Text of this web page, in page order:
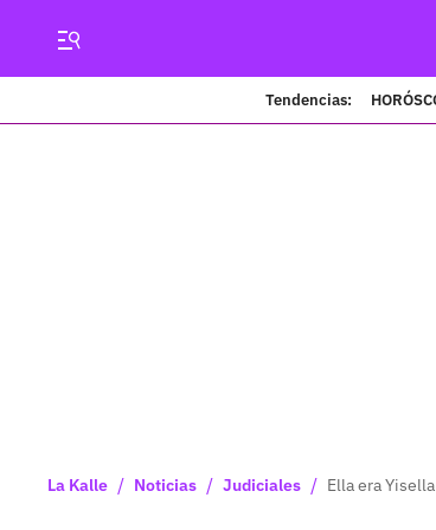
Tendencias:
La Kalle / Noticias / Judiciales / Ella era